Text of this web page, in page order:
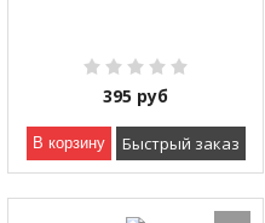
395 руб
В корзину Быстрый заказ